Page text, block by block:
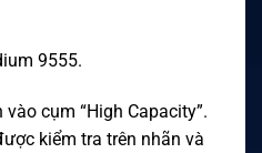
9555.
cụm “High Capacity”.
kiểm tra trên nhãn và